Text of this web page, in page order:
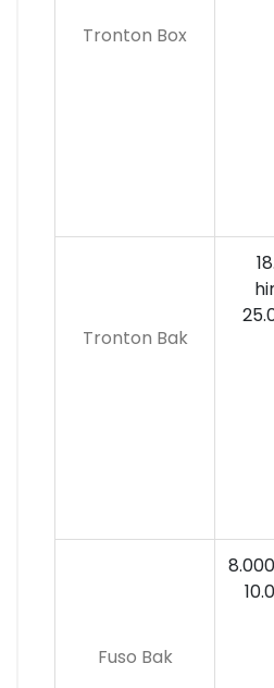
Tronton Box
Tronton Bak
Fuso Bak